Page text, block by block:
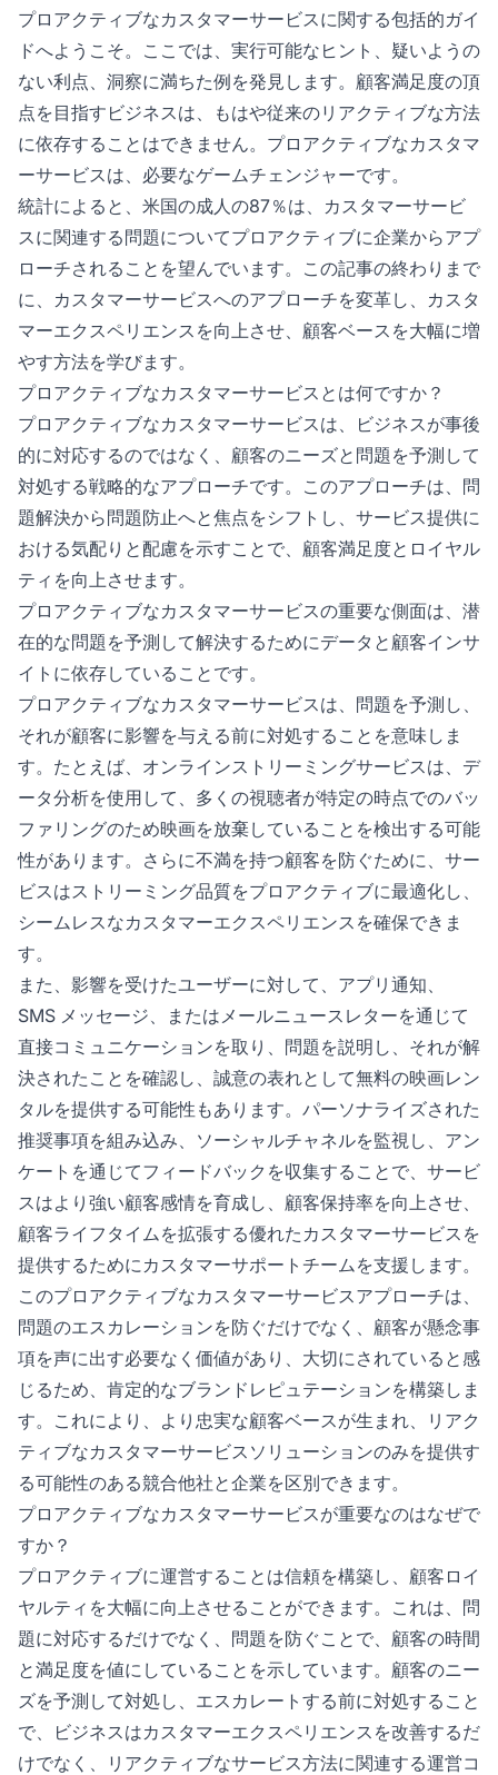
プロアクティブなカスタマーサービスに関する包括的ガイ
ドへようこそ。ここでは、実行可能なヒント、疑いようの
ない利点、洞察に満ちた例を発見します。顧客満足度の頂
点を目指すビジネスは、もはや従来のリアクティブな方法
に依存することはできません。プロアクティブなカスタマ
ーサービスは、必要なゲームチェンジャーです。
統計によると、米国の成人の87％は、カスタマーサービ
スに関連する問題についてプロアクティブに企業からアプ
ローチされることを望んでいます。この記事の終わりまで
に、カスタマーサービスへのアプローチを変革し、カスタ
マーエクスペリエンスを向上させ、顧客ベースを大幅に増
やす方法を学びます。
プロアクティブなカスタマーサービスとは何ですか？
プロアクティブなカスタマーサービスは、ビジネスが事後
的に対応するのではなく、顧客のニーズと問題を予測して
対処する戦略的なアプローチです。このアプローチは、問
題解決から問題防止へと焦点をシフトし、サービス提供に
おける気配りと配慮を示すことで、顧客満足度とロイヤル
ティを向上させます。
プロアクティブなカスタマーサービスの重要な側面は、潜
在的な問題を予測して解決するためにデータと顧客インサ
イトに依存していることです。
プロアクティブなカスタマーサービスは、問題を予測し、
それが顧客に影響を与える前に対処することを意味しま
す。たとえば、オンラインストリーミングサービスは、デ
ータ分析を使用して、多くの視聴者が特定の時点でのバッ
ファリングのため映画を放棄していることを検出する可能
性があります。さらに不満を持つ顧客を防ぐために、サー
ビスはストリーミング品質をプロアクティブに最適化し、
シームレスなカスタマーエクスペリエンスを確保できま
す。
また、影響を受けたユーザーに対して、アプリ通知、
SMS メッセージ、またはメールニュースレターを通じて
直接コミュニケーションを取り、問題を説明し、それが解
決されたことを確認し、誠意の表れとして無料の映画レン
タルを提供する可能性もあります。パーソナライズされた
推奨事項を組み込み、ソーシャルチャネルを監視し、アン
ケートを通じてフィードバックを収集することで、サービ
スはより強い顧客感情を育成し、顧客保持率を向上させ、
顧客ライフタイムを拡張する優れたカスタマーサービスを
提供するためにカスタマーサポートチームを支援します。
このプロアクティブなカスタマーサービスアプローチは、
問題のエスカレーションを防ぐだけでなく、顧客が懸念事
項を声に出す必要なく価値があり、大切にされていると感
じるため、肯定的なブランドレピュテーションを構築しま
す。これにより、より忠実な顧客ベースが生まれ、リアク
ティブなカスタマーサービスソリューションのみを提供す
る可能性のある競合他社と企業を区別できます。
プロアクティブなカスタマーサービスが重要なのはなぜで
すか？
プロアクティブに運営することは信頼を構築し、顧客ロイ
ヤルティを大幅に向上させることができます。これは、問
題に対応するだけでなく、問題を防ぐことで、顧客の時間
と満足度を値にしていることを示しています。顧客のニー
ズを予測して対処し、エスカレートする前に対処すること
で、ビジネスはカスタマーエクスペリエンスを改善するだ
けでなく、リアクティブなサービス方法に関連する運営コ